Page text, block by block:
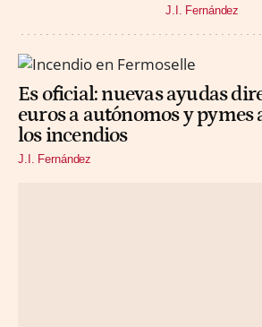
J.I. Fernández
Es oficial: nuevas ayudas
euros a autónomos y pymes
los incendios
J.I. Fernández